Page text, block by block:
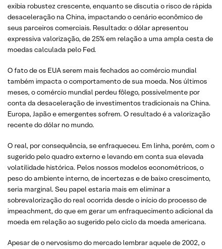
exibia robustez crescente, enquanto se discutia o risco de rápida
desaceleração na China, impactando o cenário econômico de
seus parceiros comerciais. Resultado: o dólar apresentou
expressiva valorização, de 25% em relação a uma ampla cesta de
moedas calculada pelo Fed.
O fato de os EUA serem mais fechados ao comércio mundial
também impacta o comportamento de sua moeda. Nos últimos
meses, o comércio mundial perdeu fôlego, possivelmente por
conta da desaceleração de investimentos tradicionais na China.
Europa, Japão e emergentes sofrem. O resultado é a valorização
recente do dólar no mundo.
O real, por consequência, se enfraqueceu. Em linha, porém, com o
sugerido pelo quadro externo e levando em conta sua elevada
volatilidade histórica. Pelos nossos modelos econométricos, o
peso do ambiente interno, de incertezas e de baixo crescimento,
seria marginal. Seu papel estaria mais em eliminar a
sobrevalorização do real ocorrida desde o início do processo de
impeachment, do que em gerar um enfraquecimento adicional da
moeda em relação ao sugerido pelo ciclo da moeda americana.
Apesar de o nervosismo do mercado lembrar aquele de 2002, o